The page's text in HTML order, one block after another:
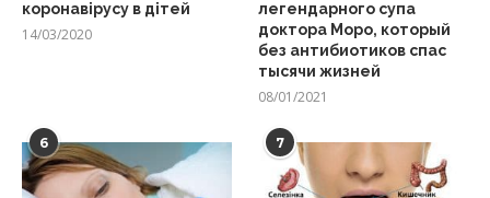
коронавірусу в дітей
14/03/2020
легендарного супа
доктора Моро, который
без антибиотиков спас
тысячи жизней
08/01/2021
6 7